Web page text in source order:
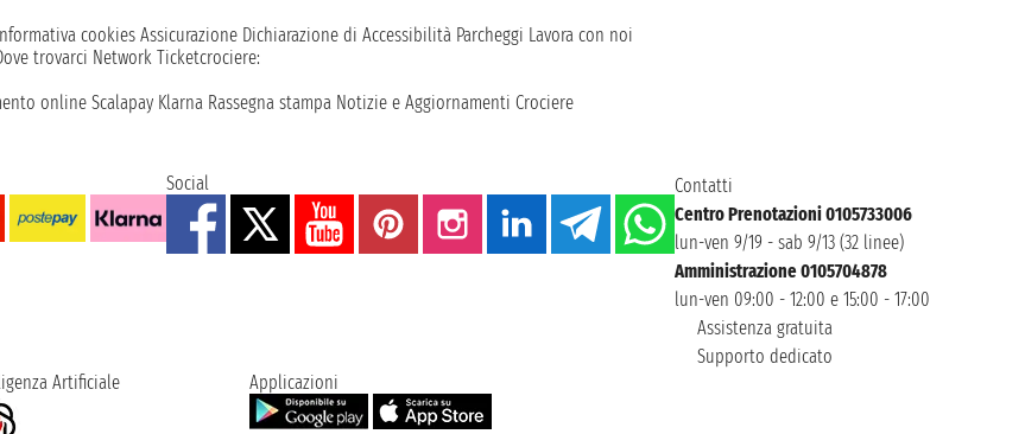
Informativa cookies Assicurazione Dichiarazione di Accessibilità Parcheggi Lavora con noi
trovarci Network Ticketcrociere:
online Scalapay Klarna Rassegna stampa Notizie e Aggiornamenti Crociere
Social
Contatti
Centro Prenotazioni 0105733006
lun-ven 9/19 - sab 9/13 (32 linee)
Amministrazione 0105704878
lun-ven 09:00 - 12:00 e 15:00 - 17:00
Assistenza gratuita
Supporto dedicato
Artificiale
Applicazioni